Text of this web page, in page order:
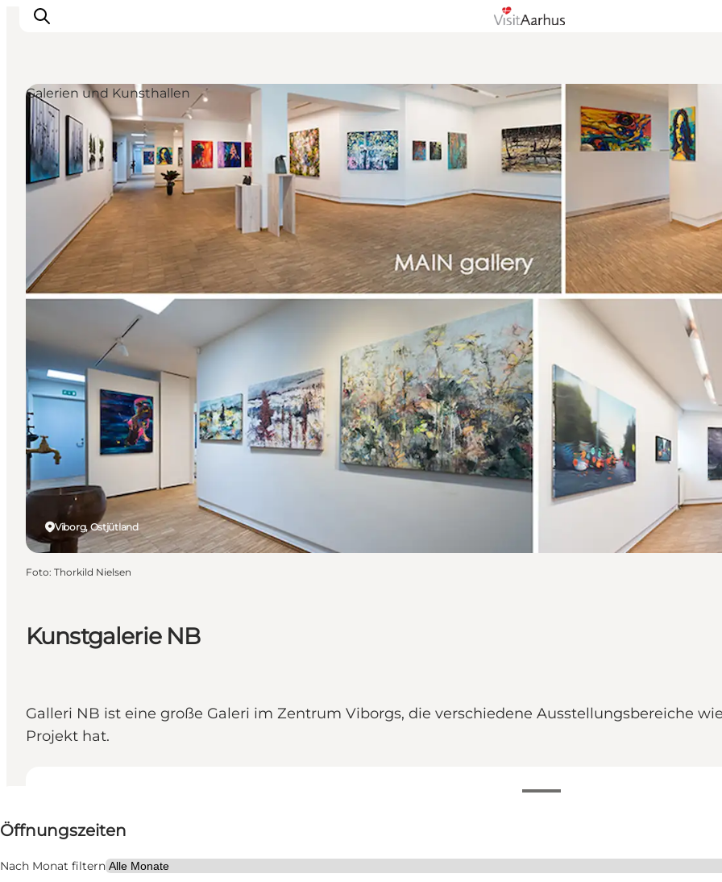
Sehen und erleben
Veranstaltungen
Städte und Regionen
Reiseplanung
Transport
Kunstgalerie NB
Galleri NB ist eine große Galeri im Zentrum Viborgs, die verschiedene Ausstellungsbereiche
Projekt hat.
Öffnungszeiten
Nach Monat filtern
Website besuchen
Mir selbst, Mein Partner
Viborg, Ostjütland
Galerien und Kunsthallen
Foto: Thorkild Nielsen